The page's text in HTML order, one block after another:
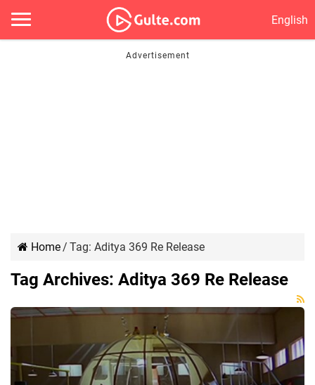
English
Home/ Tag: Aditya 369 Re Release
Tag Archives: Aditya 369 Re Release